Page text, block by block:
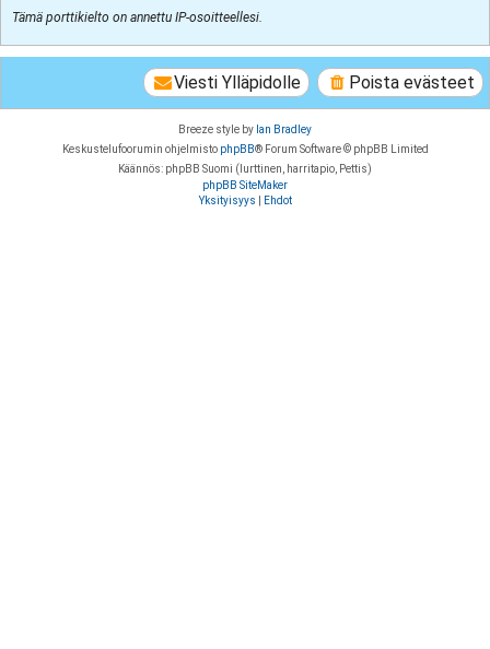
Tämä porttikielto on annettu IP-osoitteellesi.
Poista evästeet
Viesti Ylläpidolle
Breeze style by Ian Bradley
Keskustelufoorumin ohjelmisto phpBB® Forum Software © phpBB Limited
Käännös: phpBB Suomi (lurttinen, harritapio, Pettis)
phpBB SiteMaker
Yksityisyys
Ehdot